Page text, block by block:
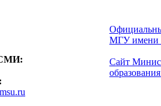
СМИ:
МГУ имени
Сайт